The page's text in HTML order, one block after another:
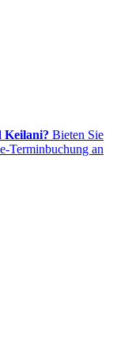
Keilani? Bieten Sie
Terminbuchung an